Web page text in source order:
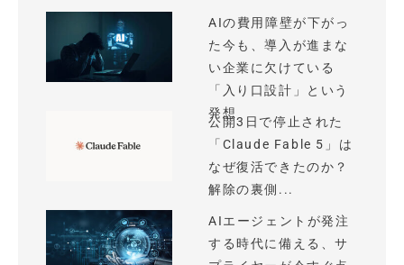
AIの費用障壁が下がっ
た今も、導入が進まな
い企業に欠けている
「入り口設計」という
発想
公開3日で停止された
「Claude Fable 5」は
なぜ復活できたのか？
解除の裏側...
AIエージェントが発注
する時代に備える、サ